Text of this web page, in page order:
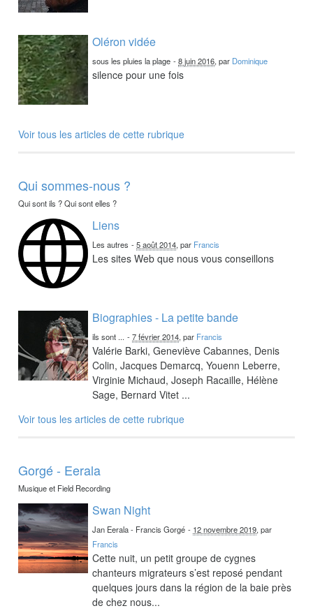
Oléron vidée
sous les pluies la plage -8 juin 2016, par Dominique
silence pour une fois
Voir tous les articles de cette rubrique
Qui sommes-nous ?
Qui sont ils ? Qui sont elles ?
Liens
Les autres -5 août 2014, par Francis
Les sites Web que nous vous conseillons
Biographies - La petite bande
ils sont ... -7 février 2014, par Francis
Valérie Barki, Geneviève Cabannes, Denis
Colin, Jacques Demarcq, Youenn Leberre,
Virginie Michaud, Joseph Racaille, Hélène
Sage, Bernard Vitet ...
Voir tous les articles de cette rubrique
Gorgé - Eerala
Musique et Field Recording
Swan Night
Jan Eerala - Francis Gorgé - 12 novembre 2019, par
Francis
Cette nuit, un petit groupe de cygnes
chanteurs migrateurs s’est reposé pendant
quelques jours dans la région de la baie près
de chez nous...